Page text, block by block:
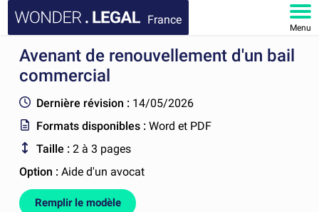
France
Menu
ACCUEIL
FAQ
MON COMPTE
Avenant de renouvellement d'un bail
commercial
Dernière révision : 14/05/2026
Formats disponibles :Word et PDF
Taille : 2 à 3 pages
Option :Aide d'un avocat
Remplir le modèle